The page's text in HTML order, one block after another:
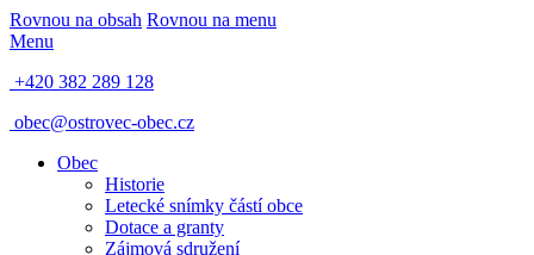
Rovnou na obsah Rovnou na menu
Menu
+420 382 289 128
obec@ostrovec-obec.cz
Obec
Historie
Letecké snímky částí obce
Dotace a granty
Zájmová sdružení